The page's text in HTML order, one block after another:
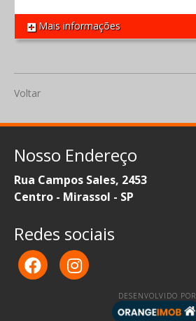
REF 1640
Mais informações
Voltar
Nosso Endereço
Rua Campos Sales, 2453
Centro - Mirassol - SP
Redes sociais
DESENVOLVIDO POR